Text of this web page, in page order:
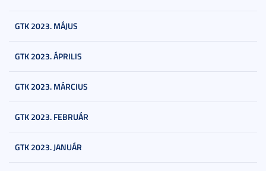
GTK 2023. MÁJUS
GTK 2023. ÁPRILIS
GTK 2023. MÁRCIUS
GTK 2023. FEBRUÁR
GTK 2023. JANUÁR